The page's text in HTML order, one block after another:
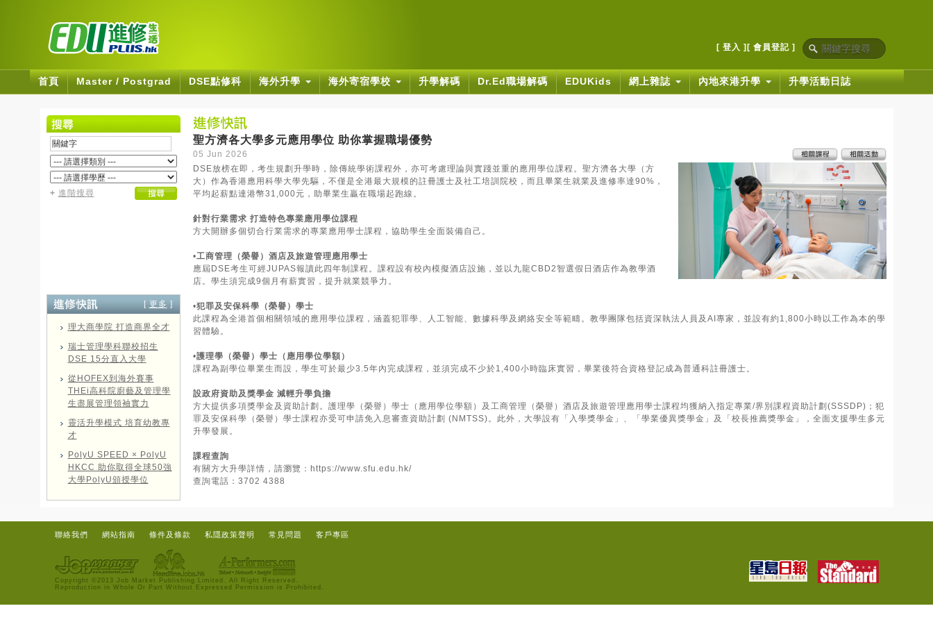
[ 登入 ] [ 會員登記 ]
首頁 Master / Postgrad DSE點修科 海外升學 海外寄宿學校 升學解碼 Dr.Ed職場解碼 EDUKids 網上雜誌 內地來港升學 升學活動日誌
+ 進階搜尋
[ 更多 ]
理大商學院 打造商界全才
瑞士管理學科聯校招生
DSE 15分直入大學
從HOFEX到海外賽事
THEi高科院廚藝及管理學
生盡展管理領袖實力
靈活升學模式 培育幼教專
才
PolyU SPEED × PolyU
HKCC 助你取得全球50強
大學PolyU頒授學位
聖方濟各大學多元應用學位 助你掌握職場優勢
05 Jun 2026
DSE放榜在即，考生規劃升學時，除傳統學術課程外，亦可考慮理論與實踐並重的應用學位課程。聖方濟各大學（方
大）作為香港應用科學大學先驅，不僅是全港最大規模的註冊護士及社工培訓院校，而且畢業生就業及進修率達90%，
平均起薪點達港幣31,000元，助畢業生贏在職場起跑線。
針對行業需求 打造特色專業應用學位課程
方大開辦多個切合行業需求的專業應用學士課程，協助學生全面裝備自己。
•工商管理（榮譽）酒店及旅遊管理應用學士
應屆DSE考生可經JUPAS報讀此四年制課程。課程設有校內模擬酒店設施，並以九龍CBD2智選假日酒店作為教學酒
店。學生須完成9個月有薪實習，提升就業競爭力。
•犯罪及安保科學（榮譽）學士
此課程為全港首個相關領域的應用學位課程，涵蓋犯罪學、人工智能、數據科學及網絡安全等範疇。教學團隊包括資深執法人員及AI專家，並設有約1,800小時以工作為本的學
習體驗。
•護理學（榮譽）學士（應用學位學額）
課程為副學位畢業生而設，學生可於最少3.5年內完成課程，並須完成不少於1,400小時臨床實習，畢業後符合資格登記成為普通科註冊護士。
設政府資助及獎學金 減輕升學負擔
方大提供多項獎學金及資助計劃。護理學（榮譽）學士（應用學位學額）及工商管理（榮譽）酒店及旅遊管理應用學士課程均獲納入指定專業/界別課程資助計劃(SSSDP)；犯
罪及安保科學（榮譽）學士課程亦受可申請免入息審查資助計劃 (NMTSS)。此外，大學設有「入學獎學金」、「學業優異獎學金」及「校長推薦獎學金」，全面支援學生多元
升學發展。
課程查詢
有關方大升學詳情，請瀏覽： https://www.sfu.edu.hk/
查詢電話：3702 4388
聯絡我們 網站指南 條件及條款 私隱政策聲明 常見問題 客戶專區
Copyright ©2013 Job Market Publishing Limited. All Right Reserved.
Reproduction in Whole Or Part Without Expressed Permission is Prohibited.